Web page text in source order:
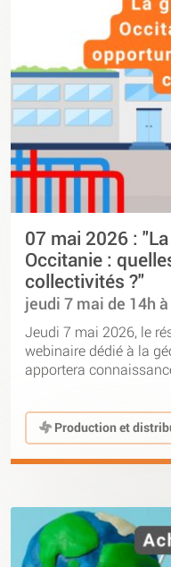
07 mai 2026 :
Occitanie :
collectivités ?"
jeudi 7 mai de 14h
Jeudi 7 mai 2026, le
webinaire dédié à la
apportera
Production et